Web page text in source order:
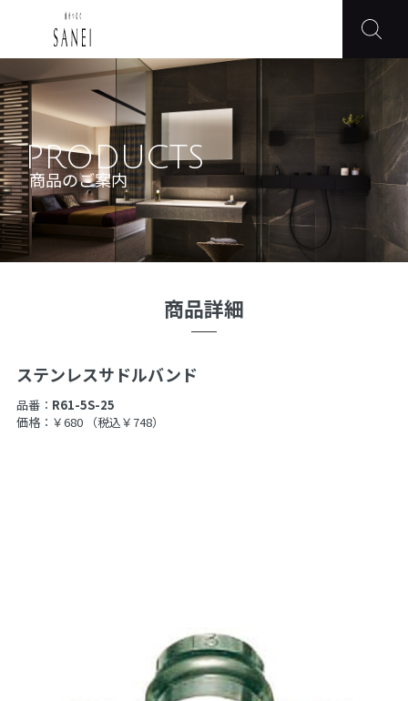
PRODUCTS
商品のご案内
商品詳細
ステンレスサドルバンド
品番： R61-5S-25
価格：￥680
（税込￥748）